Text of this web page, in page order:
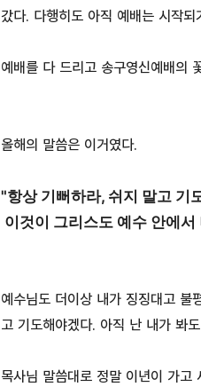
갔다. 다행히도 아직 예배는 시작
예배를 다 드리고 송구영신예배의
올해의 말씀은 이거였다.
"항상 기뻐하라, 쉬지 말고 기
이것이 그리스도 예수 안에
예수님도 더이상 내가 징징대고 불
고 기도해야겠다. 아직 난 내가 봐
목사님 말씀대로 정말 이년이 가고